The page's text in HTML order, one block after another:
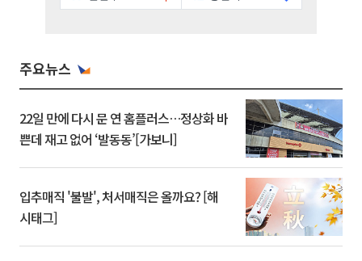
주요뉴스
22일 만에 다시 문 연 홈플러스…정상화 바
쁜데 재고 없어 ‘발동동’[가보니]
입추매직 '불발', 처서매직은 올까요? [해
시태그]